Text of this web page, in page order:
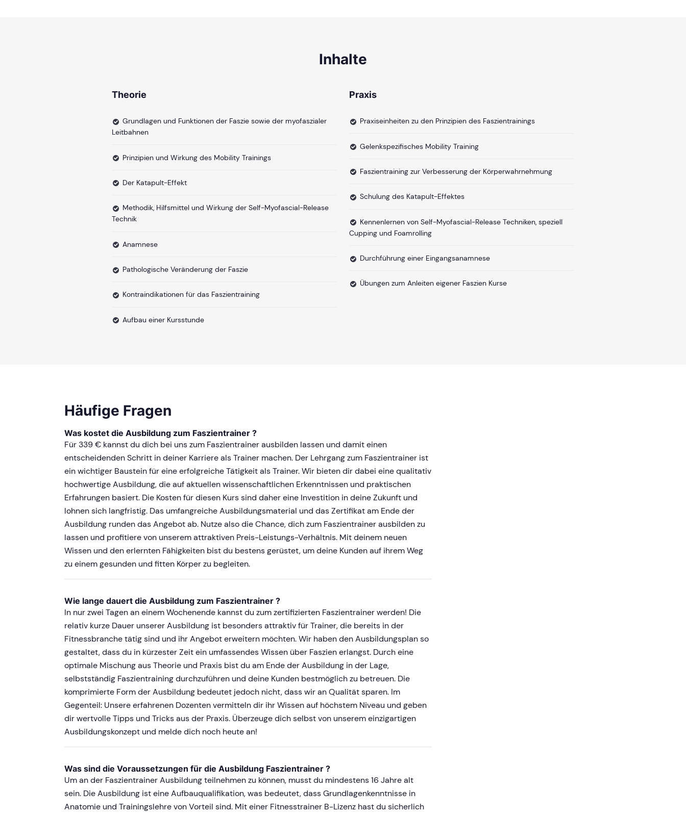
Inhalte
Theorie
Grundlagen und Funktionen der Faszie sowie der myofaszialer
Leitbahnen
Prinzipien und Wirkung des Mobility Trainings
Der Katapult-Effekt
Methodik, Hilfsmittel und Wirkung der Self-Myofascial-Release
Technik
Anamnese
Pathologische Veränderung der Faszie
Kontraindikationen für das Faszientraining
Aufbau einer Kursstunde
Praxis
Praxiseinheiten zu den Prinzipien des Faszientrainings
Gelenkspezifisches Mobility Training
Faszientraining zur Verbesserung der Körperwahrnehmung
Schulung des Katapult-Effektes
Kennenlernen von Self-Myofascial-Release Techniken, speziell
Cupping und Foamrolling
Durchführung einer Eingangsanamnese
Übungen zum Anleiten eigener Faszien Kurse
Häufige Fragen
Was kostet die Ausbildung zum Faszientrainer ?
Für 339 € kannst du dich bei uns zum Faszientrainer ausbilden lassen und damit einen
entscheidenden Schritt in deiner Karriere als Trainer machen. Der Lehrgang zum Faszientrainer ist
ein wichtiger Baustein für eine erfolgreiche Tätigkeit als Trainer. Wir bieten dir dabei eine qualitativ
hochwertige Ausbildung, die auf aktuellen wissenschaftlichen Erkenntnissen und praktischen
Erfahrungen basiert. Die Kosten für diesen Kurs sind daher eine Investition in deine Zukunft und
lohnen sich langfristig. Das umfangreiche Ausbildungsmaterial und das Zertifikat am Ende der
Ausbildung runden das Angebot ab. Nutze also die Chance, dich zum Faszientrainer ausbilden zu
lassen und profitiere von unserem attraktiven Preis-Leistungs-Verhältnis. Mit deinem neuen
Wissen und den erlernten Fähigkeiten bist du bestens gerüstet, um deine Kunden auf ihrem Weg
zu einem gesunden und fitten Körper zu begleiten.
Wie lange dauert die Ausbildung zum Faszientrainer ?
In nur zwei Tagen an einem Wochenende kannst du zum zertifizierten Faszientrainer werden! Die
relativ kurze Dauer unserer Ausbildung ist besonders attraktiv für Trainer, die bereits in der
Fitnessbranche tätig sind und ihr Angebot erweitern möchten. Wir haben den Ausbildungsplan so
gestaltet, dass du in kürzester Zeit ein umfassendes Wissen über Faszien erlangst. Durch eine
optimale Mischung aus Theorie und Praxis bist du am Ende der Ausbildung in der Lage,
selbstständig Faszientraining durchzuführen und deine Kunden bestmöglich zu betreuen. Die
komprimierte Form der Ausbildung bedeutet jedoch nicht, dass wir an Qualität sparen. Im
Gegenteil: Unsere erfahrenen Dozenten vermitteln dir ihr Wissen auf höchstem Niveau und geben
dir wertvolle Tipps und Tricks aus der Praxis. Überzeuge dich selbst von unserem einzigartigen
Ausbildungskonzept und melde dich noch heute an!
Was sind die Voraussetzungen für die Ausbildung Faszientrainer ?
Um an der Faszientrainer Ausbildung teilnehmen zu können, musst du mindestens 16 Jahre alt
sein. Die Ausbildung ist eine Aufbauqualifikation, was bedeutet, dass Grundlagenkenntnisse in
Anatomie und Trainingslehre von Vorteil sind. Mit einer Fitnesstrainer B-Lizenz hast du sicherlich